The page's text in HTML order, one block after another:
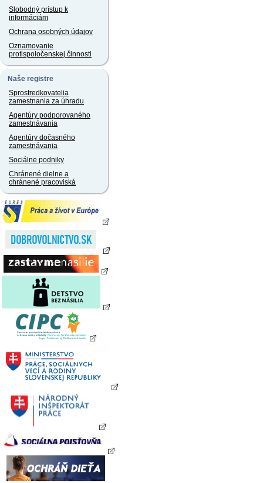
Slobodný prístup k
informáciám
Ochrana osobných údajov
Oznamovanie
protispoločenskej činnosti
Naše registre
Sprostredkovatelia
zamestnania za úhradu
Agentúry podporovaného
zamestnávania
Agentúry dočasného
zamestnávania
Sociálne podniky
Chránené dielne a
chránené pracoviská